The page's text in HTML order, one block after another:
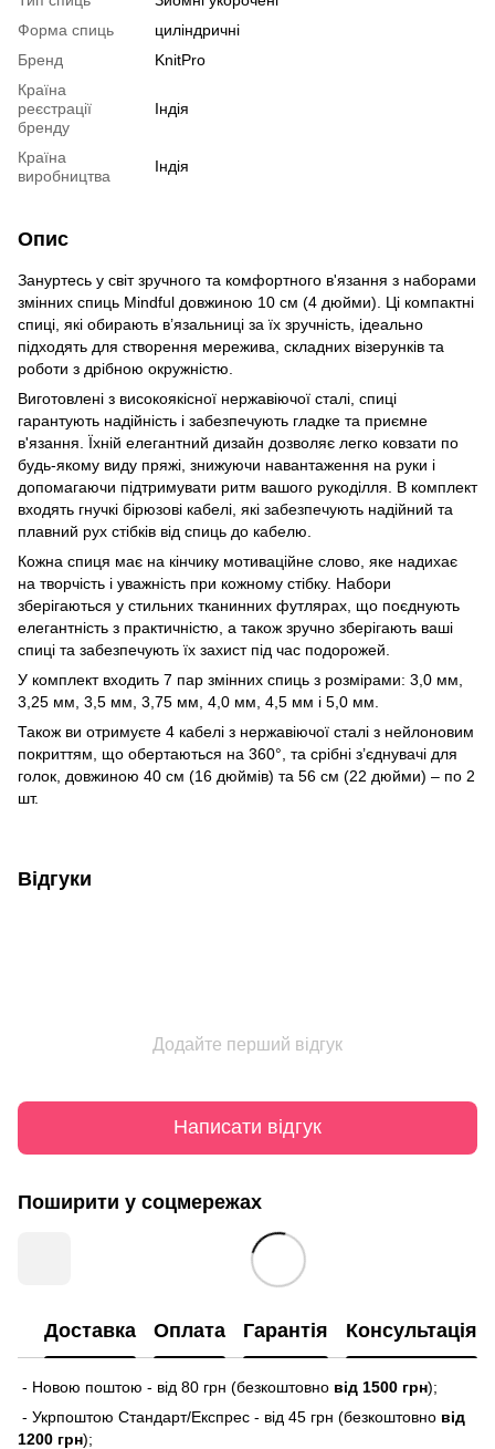
Форма спиць
циліндричні
Бренд
KnitPro
Країна
реєстрації
бренду
Індія
Країна
виробництва
Індія
Опис
Зануртесь у світ зручного та комфортного в'язання з наборами
змінних спиць Mindful довжиною 10 см (4 дюйми). Ці компактні
спиці, які обирають в’язальниці за їх зручність, ідеально
підходять для створення мережива, складних візерунків та
роботи з дрібною окружністю.
Виготовлені з високоякісної нержавіючої сталі, спиці
гарантують надійність і забезпечують гладке та приємне
в'язання. Їхній елегантний дизайн дозволяє легко ковзати по
будь-якому виду пряжі, знижуючи навантаження на руки і
допомагаючи підтримувати ритм вашого рукоділля. В комплект
входять гнучкі бірюзові кабелі, які забезпечують надійний та
плавний рух стібків від спиць до кабелю.
Кожна спиця має на кінчику мотиваційне слово, яке надихає
на творчість і уважність при кожному стібку. Набори
зберігаються у стильних тканинних футлярах, що поєднують
елегантність з практичністю, а також зручно зберігають ваші
спиці та забезпечують їх захист під час подорожей.
У комплект входить 7 пар змінних спиць з розмірами: 3,0 мм,
3,25 мм, 3,5 мм, 3,75 мм, 4,0 мм, 4,5 мм і 5,0 мм.
Також ви отримуєте 4 кабелі з нержавіючої сталі з нейлоновим
покриттям, що обертаються на 360°, та срібні з’єднувачі для
голок, довжиною 40 см (16 дюймів) та 56 см (22 дюйми) – по 2
шт.
Відгуки
Додайте перший відгук
Написати відгук
Поширити у соцмережах
Доставка Оплата Гарантія Консультація
- Новою поштою - від 80 грн (безкоштовно від 1500 грн);
- Укрпоштою Стандарт/Експрес - від 45 грн (безкоштовно від
1200 грн);